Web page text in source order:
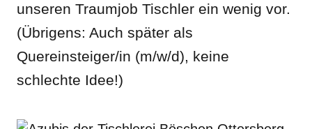
unseren Traumjob Tischler ein wenig vor.
(Übrigens: Auch später als
Quereinsteiger/in (m/w/d), keine
schlechte Idee!)